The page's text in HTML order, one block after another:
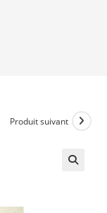
Produit suivant